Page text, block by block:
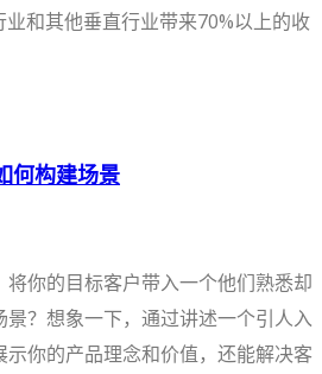
和其他垂直行业带来70%以上的收
何构建场景
你的目标客户带入一个他们熟悉却
？想象一下，通过讲述一个引人入
你的产品理念和价值，还能解决客